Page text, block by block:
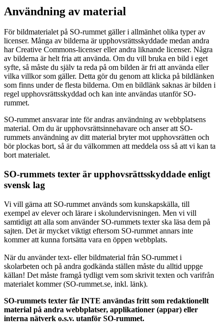
Användning av material
För bildmaterialet på SO-rummet gäller i allmänhet olika typer av
licenser. Många av bilderna är upphovsrättsskyddade medan andra
har Creative Commons-licenser eller andra liknande licenser. Några
av bilderna är helt fria att använda. Om du vill bruka en bild i eget
syfte, så måste du själv ta reda på om bilden är fri att använda eller
vilka villkor som gäller. Detta gör du genom att klicka på bildlänken
som finns under de flesta bilderna. Om en bildlänk saknas är bilden i
regel upphovsrättsskyddad och kan inte användas utanför SO-
rummet.
SO-rummet ansvarar inte för andras användning av webbplatsens
material. Om du är upphovsrättsinnehavare och anser att SO-
rummets användning av ditt material bryter mot upphovsrätten och
bör plockas bort, så är du välkommen att meddela oss så att vi kan ta
bort materialet.
SO-rummets texter är upphovsrättsskyddade enligt
svensk lag
Vi vill gärna att SO-rummet används som kunskapskälla, till
exempel av elever och lärare i skolundervisningen. Men vi vill
samtidigt att alla som använder SO-rummets texter ska läsa dem på
sajten. Det är mycket viktigt eftersom SO-rummet annars inte
kommer att kunna fortsätta vara en öppen webbplats.
När du använder text- eller bildmaterial från SO-rummet i
skolarbeten och på andra godkända ställen måste du alltid uppge
källan! Det måste framgå tydligt vem som skrivit texten och varifrån
materialet kommer (SO-rummet.se, inkl. länk).
SO-rummets texter får INTE användas fritt som redaktionellt
material på andra webbplatser, applikationer (appar) eller
interna nätverk o.s.v. utanför SO-rummet.